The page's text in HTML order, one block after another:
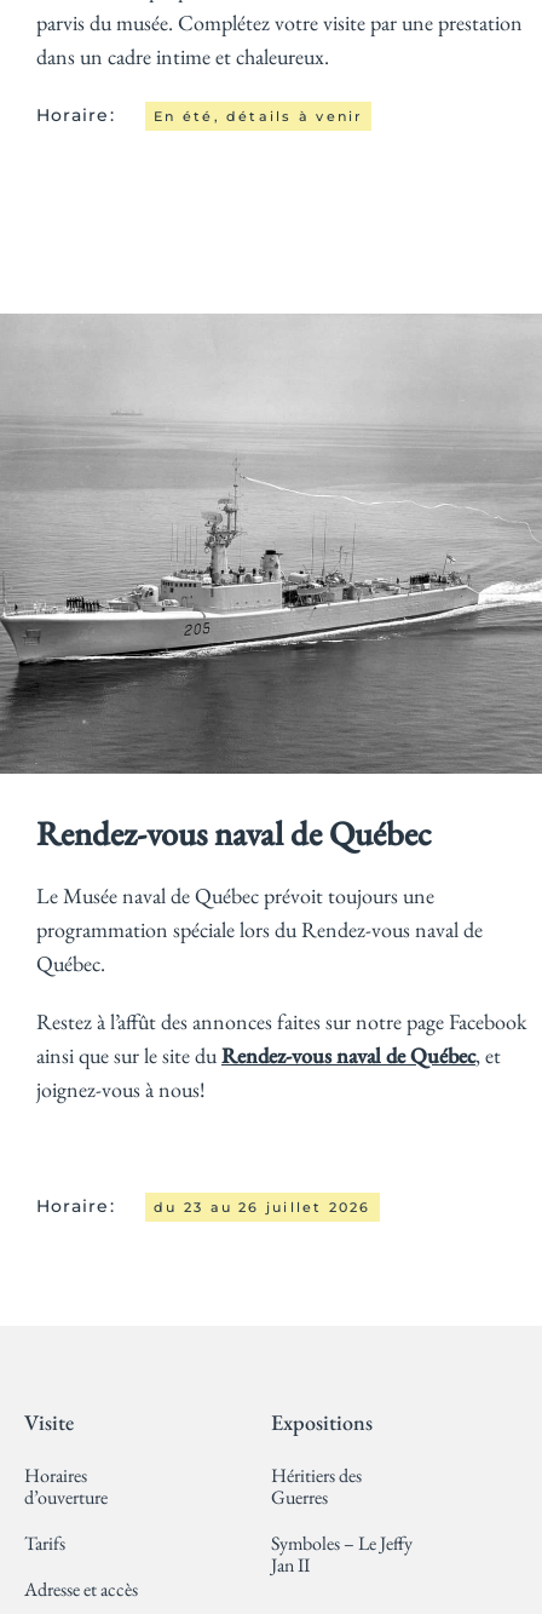
parvis du musée. Complétez votre visite par une prestation
dans un cadre intime et chaleureux.
Horaire: En été, détails à venir
Rendez-vous naval de Québec
Le Musée naval de Québec prévoit toujours une
programmation spéciale lors du Rendez-vous naval de
Québec.
Restez à l’affût des annonces faites sur notre page Facebook
ainsi que sur le site duRendez-vous naval de Québec, et
joignez-vous à nous!
Horaire: du 23 au 26 juillet 2026
Visite
Horaires
d’ouverture
Tarifs
Adresse et accès
Expositions
Héritiers des
Guerres
Symboles – Le Jeffy
Jan II